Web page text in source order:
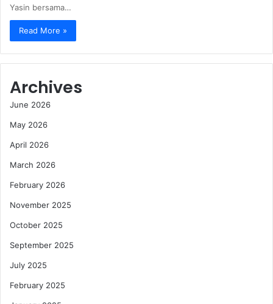
Yasin bersama…
Read More »
Archives
June 2026
May 2026
April 2026
March 2026
February 2026
November 2025
October 2025
September 2025
July 2025
February 2025